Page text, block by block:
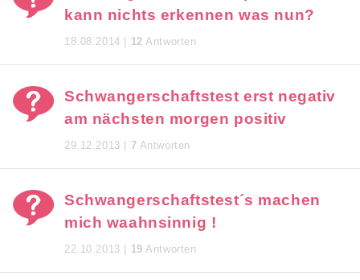
kann nichts erkennen was nun?
18.08.2014 | 12 Antworten
Schwangerschaftstest erst negativ
am nächsten morgen positiv
29.12.2013 | 7 Antworten
Schwangerschaftstest´s machen
mich waahnsinnig !
22.10.2013 | 19 Antworten